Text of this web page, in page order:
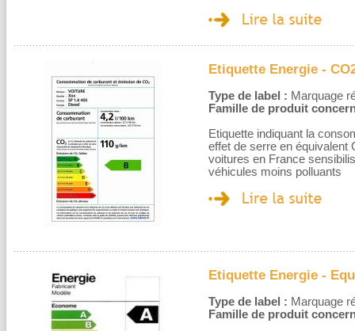
Etiquette Energie -
Type de label : Marquage
Famille de produit
Etiquette indiquant la
effet de serre en équivalent
voitures en France
véhicules moins polluants
Etiquette Energie -
Type de label : Marquage
Famille de produit